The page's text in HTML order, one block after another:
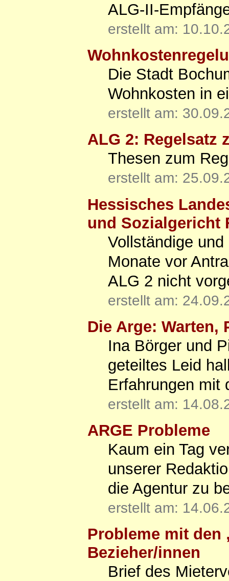
ALG-II-
erstellt am:
Die Stadt
Wohnkosten in
erstellt am:
ALG 2: Regelsatz
Thesen zum
erstellt am:
Hessisches
und Sozialgericht
Vollständige
Monate vor
ALG 2 nicht
erstellt am:
Die Arge: Warten,
Ina Börger und
geteiltes Leid
Erfahrungen mit
erstellt am:
ARGE Probleme
Kaum ein Tag
unserer
die Agentur zu
erstellt am:
Probleme mit den
Bezieher/innen
Brief des